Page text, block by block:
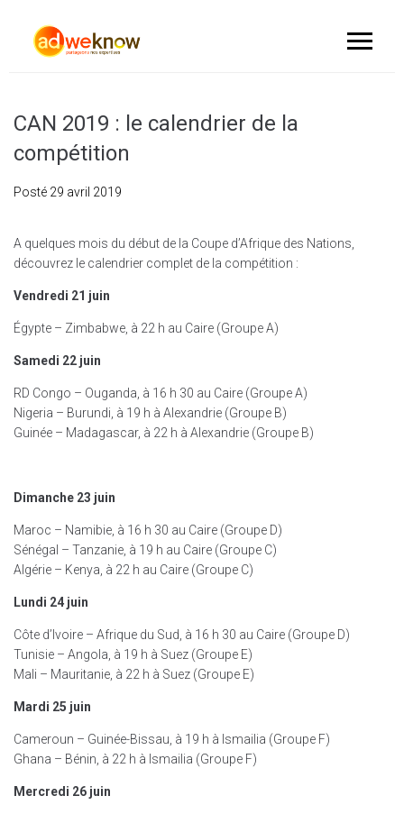
CAN 2019 : le calendrier de la
compétition
Posté 29 avril 2019
A quelques mois du début de la Coupe d’Afrique des Nations,
découvrez le calendrier complet de la compétition :
Vendredi 21 juin
Égypte – Zimbabwe, à 22 h au Caire (Groupe A)
Samedi 22 juin
RD Congo – Ouganda, à 16 h 30 au Caire (Groupe A)
Nigeria – Burundi, à 19 h à Alexandrie (Groupe B)
Guinée – Madagascar, à 22 h à Alexandrie (Groupe B)
Dimanche 23 juin
Maroc – Namibie, à 16 h 30 au Caire (Groupe D)
Sénégal – Tanzanie, à 19 h au Caire (Groupe C)
Algérie – Kenya, à 22 h au Caire (Groupe C)
Lundi 24 juin
Côte d’Ivoire – Afrique du Sud, à 16 h 30 au Caire (Groupe D)
Tunisie – Angola, à 19 h à Suez (Groupe E)
Mali – Mauritanie, à 22 h à Suez (Groupe E)
Mardi 25 juin
Cameroun – Guinée-Bissau, à 19 h à Ismailia (Groupe F)
Ghana – Bénin, à 22 h à Ismailia (Groupe F)
Mercredi 26 juin